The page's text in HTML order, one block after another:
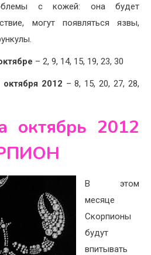
с кожей: она будет
могут появляться язвы,
– 2, 9, 14, 15, 19, 23, 30
2012 – 8, 15, 20, 27, 28,
октябрь 2012
В этом
месяце
Скорпионы
будут
впитывать